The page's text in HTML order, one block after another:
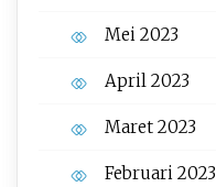
Mei 2023
April 2023
Maret 2023
Februari 2023